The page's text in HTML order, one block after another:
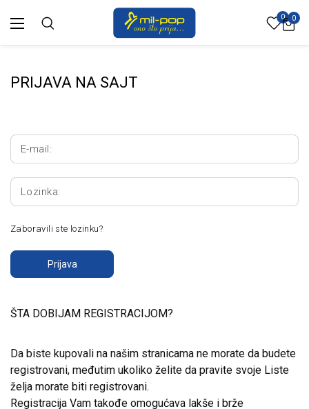
0 0
PRIJAVA NA SAJT
E-mail:
Lozinka:
Zaboravili ste lozinku?
Prijava
ŠTA DOBIJAM REGISTRACIJOM?
Da biste kupovali na našim stranicama ne morate da budete
registrovani, međutim ukoliko želite da pravite svoje Liste
želja morate biti registrovani.
Registracija Vam takođe omogućava lakše i brže